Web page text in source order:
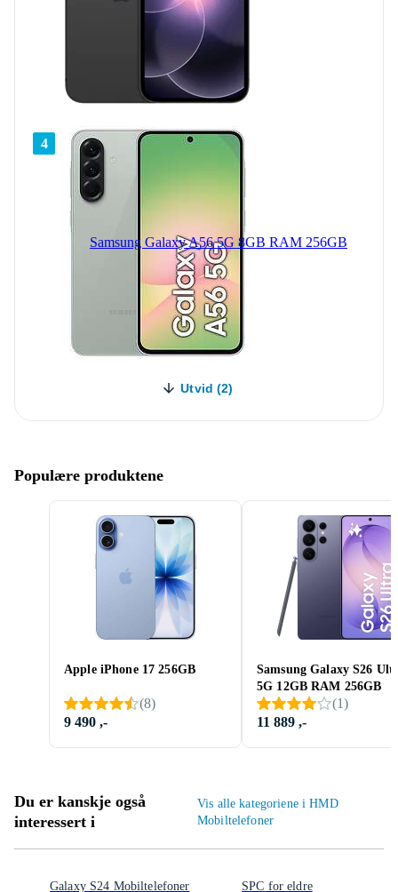
4
Samsung Galaxy A56 5G 8GB RAM 256GB
Utvid (2)
Populære produktene
Apple iPhone 17 256GB
(8)
9 490 ,-
Samsung Galaxy S26
5G 12GB RAM 256GB
(1)
11 889 ,-
Du er kanskje også
interessert i
Vis alle kategoriene i HMD
Mobiltelefoner
Galaxy S24 Mobiltelefoner SPC for eldre